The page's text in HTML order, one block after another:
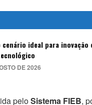
cenário ideal para inovação
DE 2026
peloSistema FIEB,